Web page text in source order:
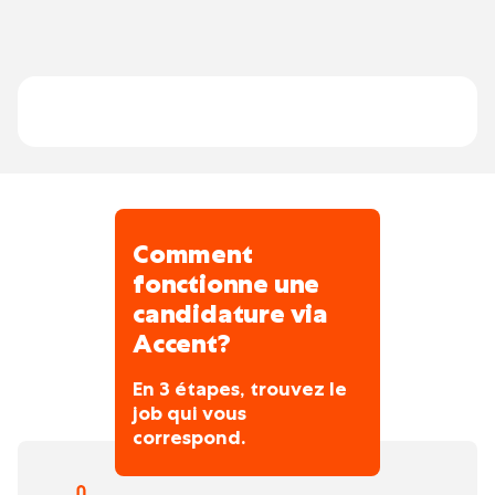
Comment
fonctionne une
candidature via
Accent?
En 3 étapes, trouvez le
job qui vous
correspond.